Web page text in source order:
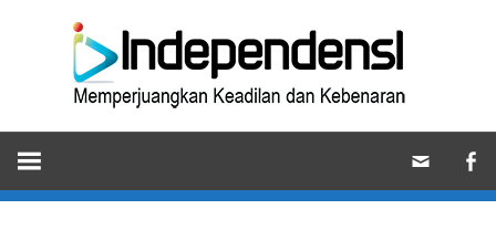
Memperjuangkan
Keadilan
dan